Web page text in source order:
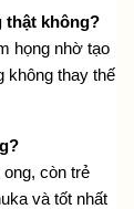
thật không?
họng nhờ tạo
không thay thế
còn trẻ
và tốt nhất